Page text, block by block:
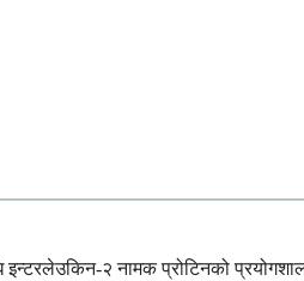
२ नामक प्रोटिनको